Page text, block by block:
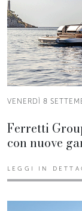
VENERDÌ 8
Ferretti
con nuove
LEGGI IN